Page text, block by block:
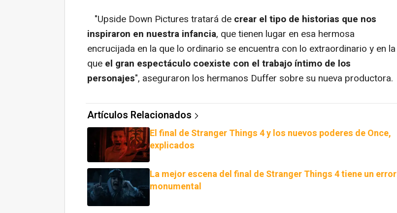
"Upside Down Pictures tratará de crear el tipo de historias que nos
inspiraron en nuestra infancia, que tienen lugar en esa hermosa
encrucijada en la que lo ordinario se encuentra con lo extraordinario y en la
que el gran espectáculo coexiste con el trabajo íntimo de los
personajes", aseguraron los hermanos Duffer sobre su nueva productora.
Artículos Relacionados
El final de Stranger Things 4 y los nuevos poderes de Once,
explicados
La mejor escena del final de Stranger Things 4 tiene un error
monumental